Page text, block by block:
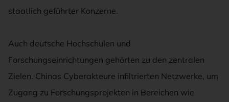
staatlich geführter Konzerne.
Auch deutsche Hochschulen und
Forschungseinrichtungen gehörten zu den zentralen
Zielen. Chinas Cyberakteure infiltrierten Netzwerke, um
Zugang zu Forschungsprojekten in Bereichen wie